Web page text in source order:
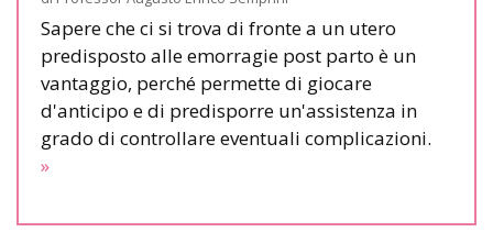
Sapere che ci si trova di fronte a un utero
predisposto alle emorragie post parto è un
vantaggio, perché permette di giocare
d'anticipo e di predisporre un'assistenza in
grado di controllare eventuali complicazioni.
»